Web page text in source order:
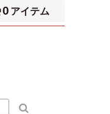
0 アイテム